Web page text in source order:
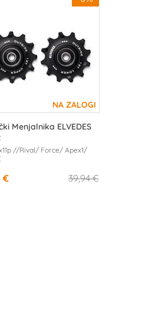
Menjalnika ELVEDES
//Rival/ Force/ Apex1/
39,94 €
€